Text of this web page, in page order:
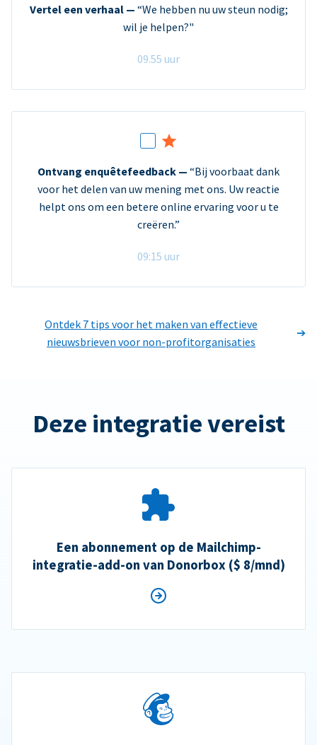
Vertel een verhaal — “We hebben nu uw steun nodig;
wil je helpen?"
09.55 uur
Ontvang enquêtefeedback — “Bij voorbaat dank
voor het delen van uw mening met ons. Uw reactie
helpt ons om een betere online ervaring voor u te
creëren.”
09:15 uur
Ontdek 7 tips voor het maken van effectieve
nieuwsbrieven voor non-profitorganisaties
Deze integratie vereist
Een abonnement op de Mailchimp-
integratie-add-on van Donorbox ($ 8/mnd)